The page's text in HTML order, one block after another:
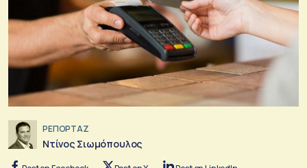
ΡΕΠΟΡΤΑΖ
Ντίνος Σιωμόπουλος